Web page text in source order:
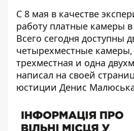
C 8 мая в качестве
работу платные камеры
Всего сегодня доступны
четырехместные камеры,
трехместная и одна
написал на своей
юстиции Денис